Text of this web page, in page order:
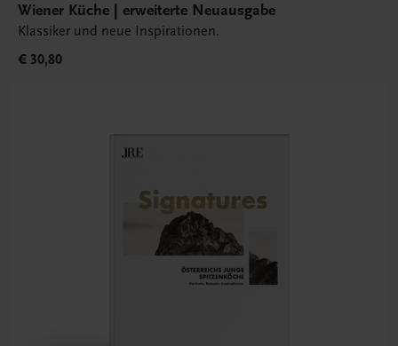
Wiener Küche | erweiterte Neuausgabe
Klassiker und neue Inspirationen.
€ 30,80